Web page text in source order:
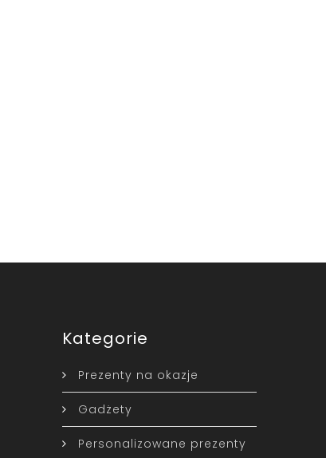
Kategorie
Prezenty na okazje
Gadżety
Personalizowane prezenty